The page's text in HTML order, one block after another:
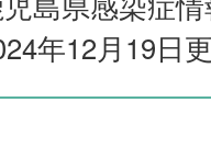
年12月19日